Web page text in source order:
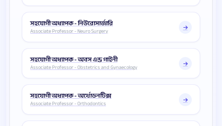
সহযোগী অধ্যাপক - নিউরোসার্জারি
Associate Professor - Neuro Surgery
সহযোগী অধ্যাপক - অবস এন্ড গাইনী
Associate Professor - Obstetrics and Gynaecology
সহযোগী অধ্যাপক - অর্থোডনটিক্স
Associate Professor - Orthodontics